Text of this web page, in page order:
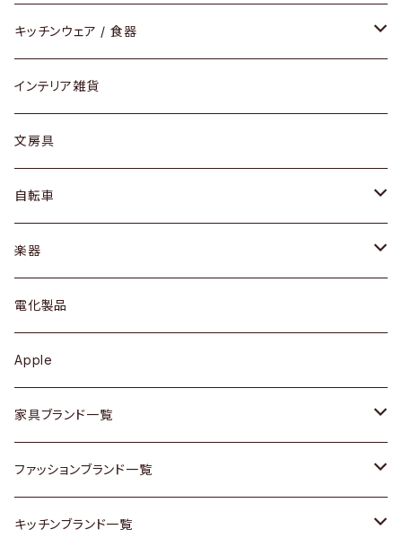
ダイニングセット / ダイニングテーブル
ローテーブル / サイドテーブル
デスク / コンソール
ドレッサー
シェルフ
キュリオケース / 飾り棚
カップボード / 食器棚
チェスト
その他家具
Vintageヴィンテージ / Antiqueアンティーク
テーブルランプ / デスクスタンド
フロアライト
アクセサリー
リング
ピアス / イヤリング
財布
バッグ
アウター
トップス
ワンピース
ボトムス
靴
スカーフ
腕時計
キッチンウェア / 食器
グラス / タンブラー
カップ / マグ
プレート / ボウル
カトラリー
ケトル / ティーポット
鍋 / フライパン
Vintage / ヴィンテージ
銀製品
和物 / 作家物
インテリア雑貨
文房具
自転車
dahon
楽器
ギター
ベース
その他楽器
電化製品
Apple
家具ブランド一覧
ACME Furniture / アクメ ファニチャー
ACTUS / アクタス
ファッションブランド一覧
agnes b / アニエス ベー
キッチンブランド一覧